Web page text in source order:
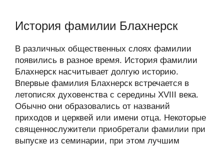
История фамилии Блахнерск
В различных общественных слоях фамилии
появились в разное время. История фамилии
Блахнерск насчитывает долгую историю.
Впервые фамилия Блахнерск встречается в
летописях духовенства с середины XVIII века.
Обычно они образовались от названий
приходов и церквей или имени отца. Некоторые
священнослужители приобретали фамилии при
выпуске из семинарии, при этом лучшим